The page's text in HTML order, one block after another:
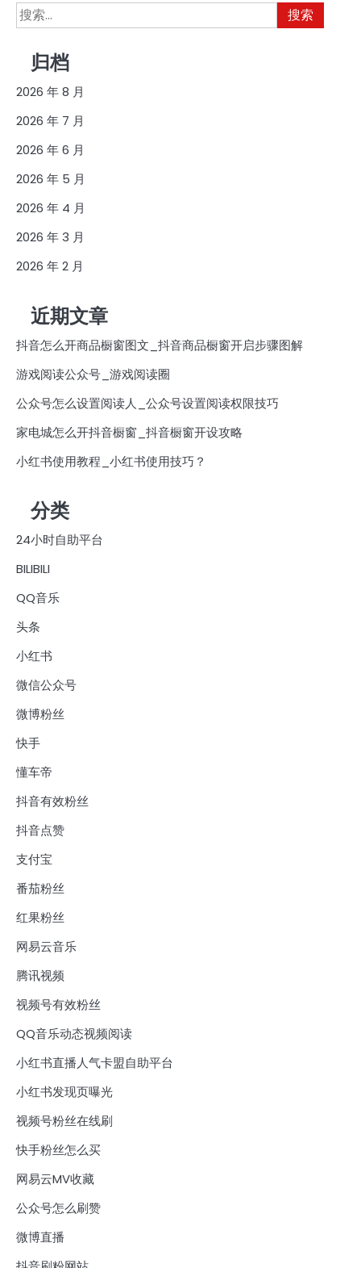
搜
索：
归档
2026 年 8 月
2026 年 7 月
2026 年 6 月
2026 年 5 月
2026 年 4 月
2026 年 3 月
2026 年 2 月
近期文章
抖音怎么开商品橱窗图文_抖音商品橱窗开启步骤图解
游戏阅读公众号_游戏阅读圈
公众号怎么设置阅读人_公众号设置阅读权限技巧
家电城怎么开抖音橱窗_抖音橱窗开设攻略
小红书使用教程_小红书使用技巧？
分类
24小时自助平台
BILIBILI
QQ音乐
头条
小红书
微信公众号
微博粉丝
快手
懂车帝
抖音有效粉丝
抖音点赞
支付宝
番茄粉丝
红果粉丝
网易云音乐
腾讯视频
视频号有效粉丝
QQ音乐动态视频阅读
小红书直播人气卡盟自助平台
小红书发现页曝光
视频号粉丝在线刷
快手粉丝怎么买
网易云MV收藏
公众号怎么刷赞
微博直播